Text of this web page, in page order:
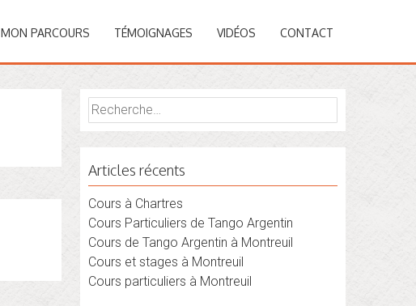
MON PARCOURS TÉMOIGNAGES VIDÉOS CONTACT
Rechercher :
Articles récents
Cours à Chartres
Cours Particuliers de Tango Argentin
Cours de Tango Argentin à Montreuil
Cours et stages à Montreuil
Cours particuliers à Montreuil